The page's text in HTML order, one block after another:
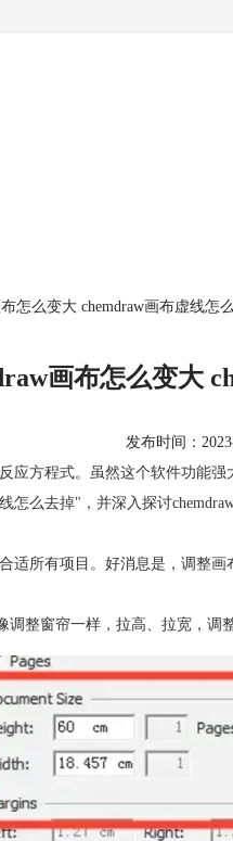
怎么变大 chemdraw画布虚线怎
画布怎么变大
发布时间：
应方程式。虽然这个软件功
怎么去掉"，并深入探讨
适所有项目。好消息是，调整画
调整窗帘一样，拉高、拉宽，调